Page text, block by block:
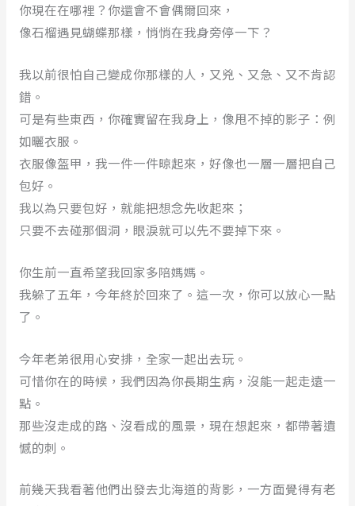
你現在在哪裡？你還會不會偶爾回來，
像石榴遇見蝴蝶那樣，悄悄在我身旁停一下？
我以前很怕自己變成你那樣的人，又兇、又急、又不肯認
錯。
可是有些東西，你確實留在我身上，像甩不掉的影子：例
如曬衣服。
衣服像盔甲，我一件一件晾起來，好像也一層一層把自己
包好。
我以為只要包好，就能把想念先收起來；
只要不去碰那個洞，眼淚就可以先不要掉下來。
你生前一直希望我回家多陪媽媽。
我躲了五年，今年終於回來了。這一次，你可以放心一點
了。
今年老弟很用心安排，全家一起出去玩。
可惜你在的時候，我們因為你長期生病，沒能一起走遠一
點。
那些沒走成的路、沒看成的風景，現在想起來，都帶著遺
憾的刺。
前幾天我看著他們出發去北海道的背影，一方面覺得有老